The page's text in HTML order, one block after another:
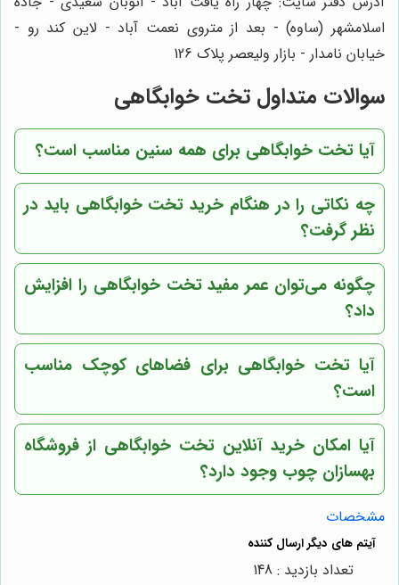
اسلامشهر (ساوه) - بعد از متروی نعمت آباد - لاین کند رو -
خیابان نامدار - بازار ولیعصر پلاک 126
سوالات متداول تخت خوابگاهی
آیا تخت خوابگاهی برای همه سنین مناسب است؟
چه نکاتی را در هنگام خرید تخت خوابگاهی باید در
نظر گرفت؟
چگونه می‌توان عمر مفید تخت خوابگاهی را افزایش
داد؟
آیا تخت خوابگاهی برای فضاهای کوچک مناسب
است؟
آیا امکان خرید آنلاین تخت خوابگاهی از فروشگاه
بهسازان چوب وجود دارد؟
مشخصات
تعداد بازدید : 148